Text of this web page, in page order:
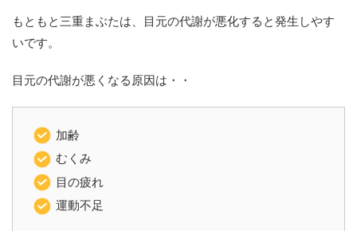
もともと三重まぶたは、目元の代謝が悪化すると発生しやす
いです。
目元の代謝が悪くなる原因は・・
加齢
むくみ
目の疲れ
運動不足